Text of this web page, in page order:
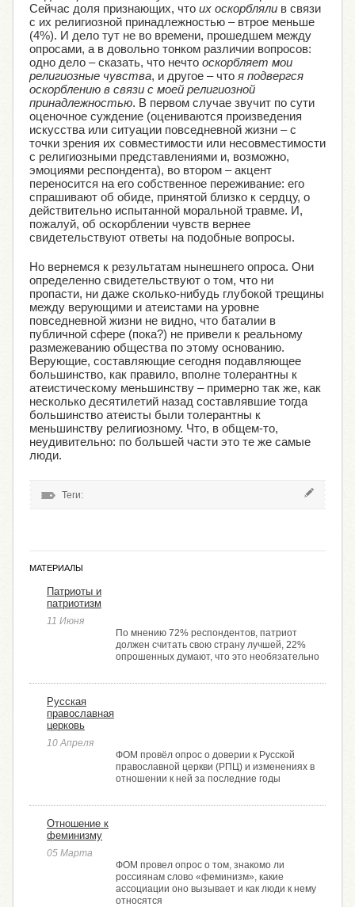
Сейчас доля признающих, что их оскорбляли в связи
с их религиозной принадлежностью – втрое меньше
(4%). И дело тут не во времени, прошедшем между
опросами, а в довольно тонком различии вопросов:
одно дело – сказать, что нечто оскорбляет мои
религиозные чувства, и другое – что я подвергся
оскорблению в связи с моей религиозной
принадлежностью. В первом случае звучит по сути
оценочное суждение (оцениваются произведения
искусства или ситуации повседневной жизни – с
точки зрения их совместимости или несовместимости
с религиозными представлениями и, возможно,
эмоциями респондента), во втором – акцент
переносится на его собственное переживание: его
спрашивают об обиде, принятой близко к сердцу, о
действительно испытанной моральной травме. И,
пожалуй, об оскорблении чувств вернее
свидетельствуют ответы на подобные вопросы.
Но вернемся к результатам нынешнего опроса. Они
определенно свидетельствуют о том, что ни
пропасти, ни даже сколько-нибудь глубокой трещины
между верующими и атеистами на уровне
повседневной жизни не видно, что баталии в
публичной сфере (пока?) не привели к реальному
размежеванию общества по этому основанию.
Верующие, составляющие сегодня подавляющее
большинство, как правило, вполне толерантны к
атеистическому меньшинству – примерно так же, как
несколько десятилетий назад составлявшие тогда
большинство атеисты были толерантны к
меньшинству религиозному. Что, в общем-то,
неудивительно: по большей части это те же самые
люди.
Теги:
МАТЕРИАЛЫ
Патриоты и
патриотизм
11 Июня
По мнению 72% респондентов, патриот
должен считать свою страну лучшей, 22%
опрошенных думают, что это необязательно
Русская
православная
церковь
10 Апреля
ФОМ провёл опрос о доверии к Русской
православной церкви (РПЦ) и изменениях в
отношении к ней за последние годы
Отношение к
феминизму
05 Марта
ФОМ провел опрос о том, знакомо ли
россиянам слово «феминизм», какие
ассоциации оно вызывает и как люди к нему
относятся